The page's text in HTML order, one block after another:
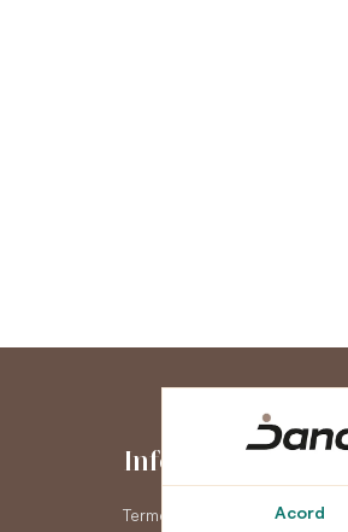
Acord
Informaţii
Termeni și condiții generale